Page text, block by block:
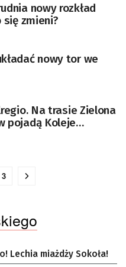
nowy rozkład
się zmieni?
nowy tor we
Na trasie Zielona
pojadą Koleje
3
Lechia miażdży Sokoła!